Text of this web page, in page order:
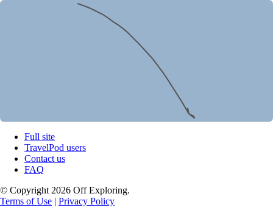
Full site
TravelPod users
Contact us
FAQ
© Copyright 2026 Off Exploring.
Terms of Use | Privacy Policy